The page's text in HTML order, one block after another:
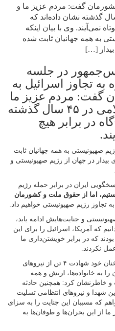
گفت: مردم عزیز ما و
جمهوری اسلامی در ۴۵ سال گذشته نشان داده‌اند که
نمی‌آیند. وی با بیان اینکه
به همه جهانیان ثابت شده
[…]
در جلسه
به تجاوز اسرائیل به
گفت: مردم عزیز ما
و نظام جمهوری اسلامی در ۴۵ سال گذشته
در برابر هیچ
صهیونیستی به همه جهانیان ثابت
در جهان از رژیم صهیونیستی و
ایران در برابر حمله رژیم
اما از حقوق ملت و کشورمان
تجاوز‌ رژیم صهیونیستی خواهیم داد.
و جنایت‌هایش ادامه یابد،
که آمریکا، اسرائیل را برای این
که در برابر خویشتن‌داری ما
نکردند.
رئیس‌جمهور در بخش دیگری از سخنان خود شهادت ۴ تن از نیروهای
به خانواده‌ها، ارتش و همه
خاطرنشان کرد: همچنین حادثه
شهدا و نیروهای انتظامی تسلیت
که مسببان این جنایت را به سزای
از این بحران‌ها و طوفان‌ها به